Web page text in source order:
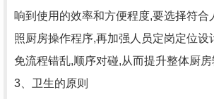
响到使用的效率和方便程度,要选择符合
照厨房操作程序,再加强人员定岗定位设
免流程错乱,顺序对碰,从而提升整体厨
3、卫生的原则